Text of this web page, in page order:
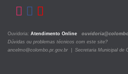
Ouvidoria: Atendimento Online
Dúvidas ou problemas técnicos com este site?
ancelmo@colombo.pr.gov.br | Secretaria Municipal de